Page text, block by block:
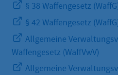
§ 38 Waffengesetz
§ 42 Waffengesetz
Allgemeine
Waffengesetz (WaffVwV)
Allgemeine